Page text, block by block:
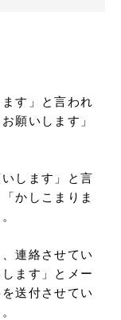
す」と言われ
願いします」
します」と言
かしこまりま
連絡させてい
ます」とメー
送付させてい